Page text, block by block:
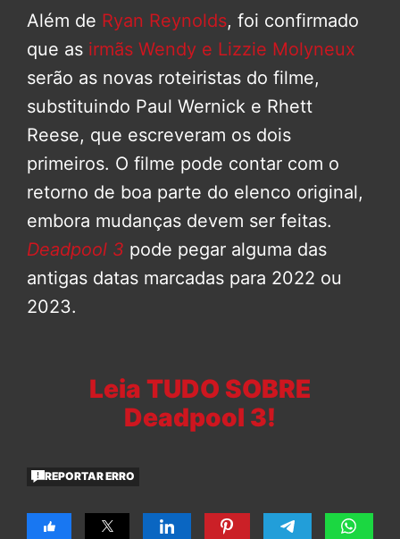
Além de Ryan Reynolds, foi confirmado
que as irmãs Wendy e Lizzie Molyneux
serão as novas roteiristas do filme,
substituindo Paul Wernick e Rhett
Reese, que escreveram os dois
primeiros. O filme pode contar com o
retorno de boa parte do elenco original,
embora mudanças devem ser feitas.
Deadpool 3 pode pegar alguma das
antigas datas marcadas para 2022 ou
2023.
Leia TUDO SOBRE
Deadpool 3!
REPORTAR ERRO